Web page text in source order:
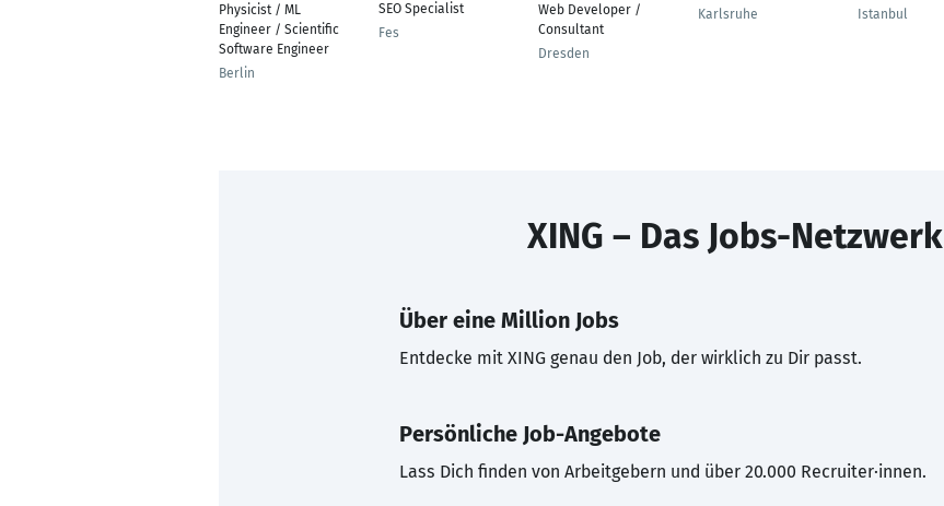
Physicist / ML
Engineer / Scientific
Software Engineer
Berlin
SEO Specialist
Fes
Web Developer /
Consultant
Dresden
Karlsruhe
Istanbul
XING – Das Jobs-Netzwerk
Über eine Million Jobs
Entdecke mit XING genau den Job, der wirklich zu Dir passt.
Persönliche Job-Angebote
Lass Dich finden von Arbeitgebern und über 20.000 Recruiter·innen.